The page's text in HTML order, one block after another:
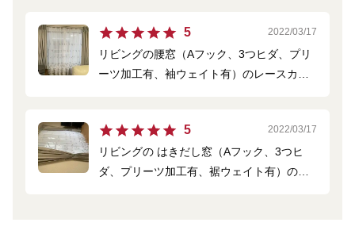
です。
風になびくととてもきれいです。
一つ一つの刺繍がかわいくて、見ていて癒
5 2022/03/17
リビングの腰窓（Aフック、3つヒダ、プリ
ーツ加工有、袖ウェイト有）のレースカー
リビングのはきだし窓とのペアーで購入し
ました。 家具で、トルコレースの素敵な柄
が隠れてしまう部分があるのが残念です。
5 2022/03/17
リビングの はきだし窓（Aフック、3つヒ
ダ、プリーツ加工有、裾ウェイト有）のレ